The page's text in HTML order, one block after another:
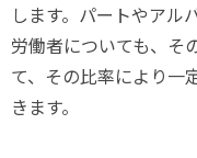
します。パートやアル
労働者についても、そ
て、その比率により一
きます。